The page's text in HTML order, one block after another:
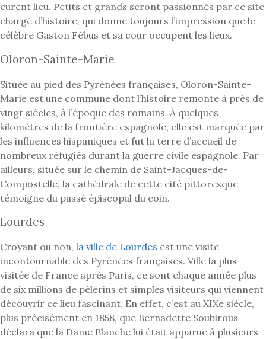
eurent lieu. Petits et grands seront passionnés par ce site
chargé d’histoire, qui donne toujours l’impression que le
célèbre Gaston Fébus et sa cour occupent les lieux.
Oloron-Sainte-Marie
Située au pied des Pyrénées françaises, Oloron-Sainte-
Marie est une commune dont l’histoire remonte à près de
vingt siècles, à l’époque des romains. À quelques
kilomètres de la frontière espagnole, elle est marquée par
les influences hispaniques et fut la terre d’accueil de
nombreux réfugiés durant la guerre civile espagnole. Par
ailleurs, située sur le chemin de Saint-Jacques-de-
Compostelle, la cathédrale de cette cité pittoresque
témoigne du passé épiscopal du coin.
Lourdes
Croyant ou non, la ville de Lourdes est une visite
incontournable des Pyrénées françaises. Ville la plus
visitée de France après Paris, ce sont chaque année plus
de six millions de pèlerins et simples visiteurs qui viennent
découvrir ce lieu fascinant. En effet, c’est au XIXe siècle,
plus précisément en 1858, que Bernadette Soubirous
déclara que la Dame Blanche lui était apparue à plusieurs